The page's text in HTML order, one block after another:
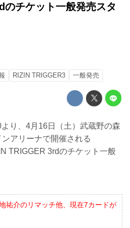
のチケット一般発売スタ
RIZIN TRIGGER3 一般発売
り、4月16日（土）武蔵野の森
アリーナで開催される
TRIGGER 3rdのチケット一般
祐介のリマッチ他、現在7カードが